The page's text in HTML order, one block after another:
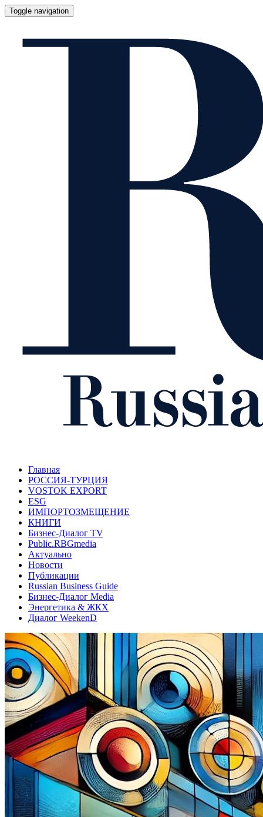
Toggle navigation
Главная
РОССИЯ-ТУРЦИЯ
VOSTOK EXPORT
ESG
ИМПОРТОЗМЕЩЕНИЕ
КНИГИ
Бизнес-Диалог TV
Public.RBGmedia
Актуально
Новости
Публикации
Russian Business Guide
Бизнес-Диалог Media
Энергетика & ЖКХ
Диалог WeekenD